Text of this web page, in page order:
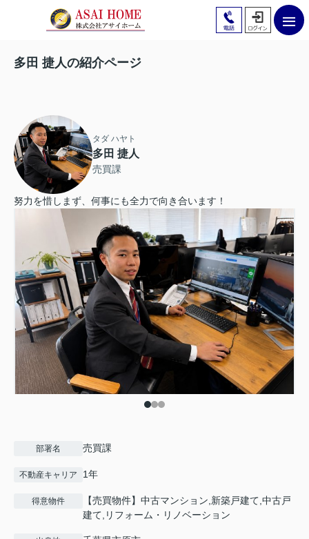
多田 捷人の紹介ページ
タダ ハヤト
多田 捷人
売買課
努力を惜しまず、何事にも全力で向き合います！
部署名 売買課
不動産キャリア 1年
得意物件
【売買物件】中古マンション,新築戸建て,中古戸
建て,リフォーム・リノベーション